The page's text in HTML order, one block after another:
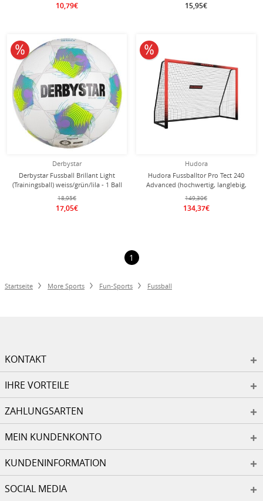
10,79€ 15,95€
Derbystar
Derbystar Fussball Brillant Light
(Trainingsball) weiss/grün/lila - 1 Ball
18,95€
17,05€
10% reduziert
Hudora
Hudora Fussballtor Pro Tect 240
Advanced (hochwertig, langlebig,
einfacher Aufbau) rot -
240x160x85cm
149,30€
134,37€
10% reduziert
1
Startseite More Sports Fun-Sports Fussball
KONTAKT
IHRE VORTEILE
ZAHLUNGSARTEN
MEIN KUNDENKONTO
KUNDENINFORMATION
SOCIAL MEDIA